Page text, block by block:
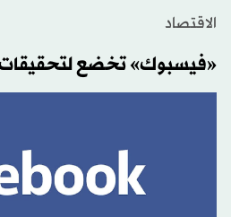
الاقتصاد
«فيسبوك» تخضع لتحقيقات